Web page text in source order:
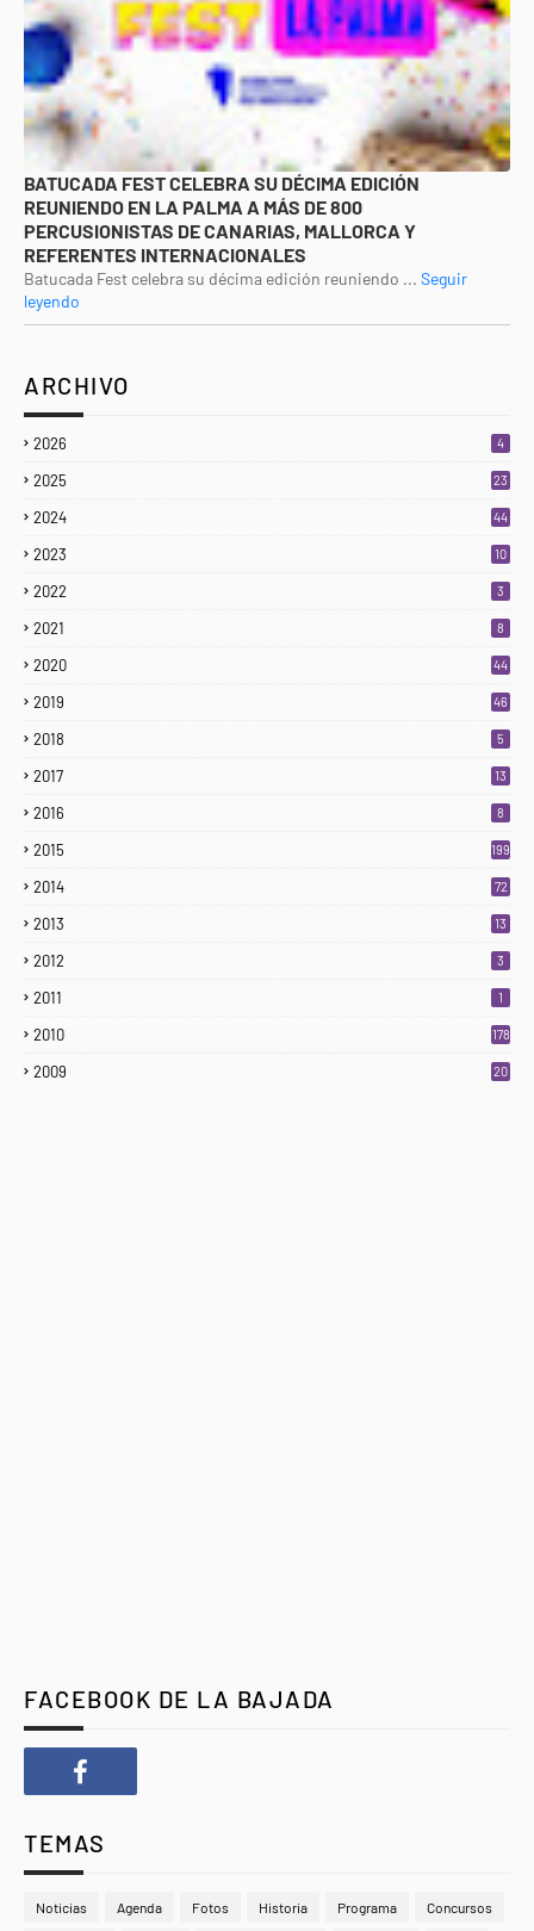
BATUCADA FEST CELEBRA SU DÉCIMA EDICIÓN
REUNIENDO EN LA PALMA A MÁS DE 800
PERCUSIONISTAS DE CANARIAS, MALLORCA Y
REFERENTES INTERNACIONALES
Batucada Fest celebra su décima edición reuniendo ... Seguir
leyendo
ARCHIVO
2026 4
2025
23
2024 44
2023 10
2022 3
2021 8
2020 44
2019 46
2018 5
2017 13
2016 8
2015 199
2014 72
2013 13
2012 3
2011 1
2010 178
2009 20
FACEBOOK DE LA BAJADA
TEMAS
Noticias Agenda Fotos Historia Programa Concursos